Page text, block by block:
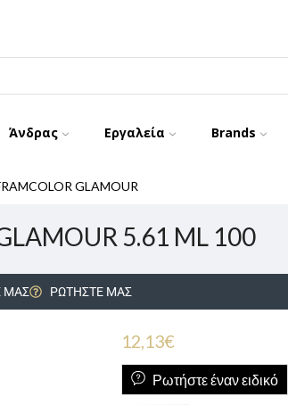
Άνδρας Εργαλεία Brands
GLAMOUR
5.61 ML 100
ΜΑΣ ΡΩΤΗΣΤΕ ΜΑΣ
12,13€
Ρωτήστε έναν ειδικό